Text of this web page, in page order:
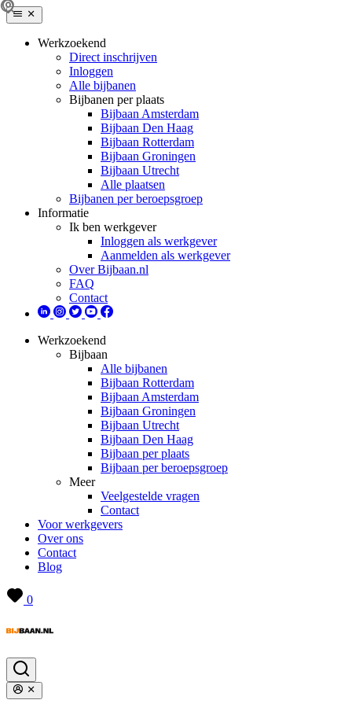
Werkzoekend
Direct inschrijven
Inloggen
Alle bijbanen
Bijbanen per plaats
Bijbaan Amsterdam
Bijbaan Den Haag
Bijbaan Rotterdam
Bijbaan Groningen
Bijbaan Utrecht
Alle plaatsen
Bijbanen per beroepsgroep
Informatie
Ik ben werkgever
Inloggen als werkgever
Aanmelden als werkgever
Over Bijbaan.nl
FAQ
Contact
Werkzoekend
Bijbaan
Alle bijbanen
Bijbaan Rotterdam
Bijbaan Amsterdam
Bijbaan Groningen
Bijbaan Utrecht
Bijbaan Den Haag
Bijbaan per plaats
Bijbaan per beroepsgroep
Meer
Veelgestelde vragen
Contact
Voor werkgevers
Over ons
Contact
Blog
0